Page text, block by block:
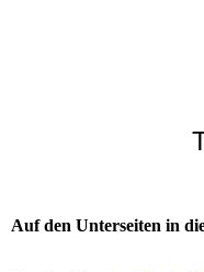
Auf den Unterseiten in